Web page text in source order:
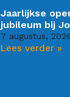
Jaarlijkse
jubileum bij
7 augustus,
Lees verder »